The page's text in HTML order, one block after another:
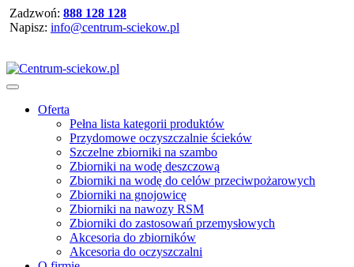
Zadzwoń: 888 128 128
Napisz: info@centrum-sciekow.pl
Oferta
Pełna lista kategorii produktów
Przydomowe oczyszczalnie ścieków
Szczelne zbiorniki na szambo
Zbiorniki na wodę deszczową
Zbiorniki na wodę do celów przeciwpożarowych
Zbiorniki na gnojowicę
Zbiorniki na nawozy RSM
Zbiorniki do zastosowań przemysłowych
Akcesoria do zbiorników
Akcesoria do oczyszczalni